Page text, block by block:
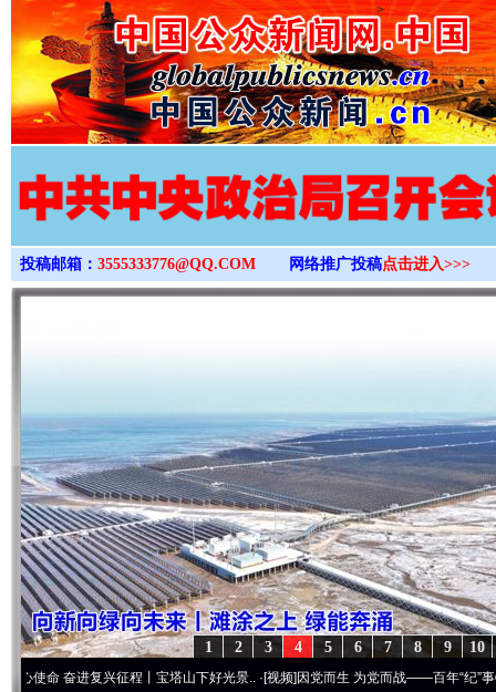
>
投稿邮箱： 3555333776@QQ.COM 网络推广投稿点击进入>>>
10
9
8
7
6
5
4
3
2
1
进复兴征程丨宝塔山下好光景..·[视频]因党而生 为党而战——百年“纪”事⑧加强纪